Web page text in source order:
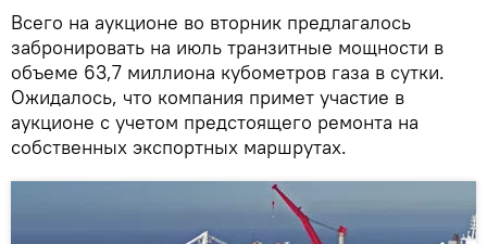
Всего на аукционе во вторник предлагалось
забронировать на июль транзитные мощности в
объеме 63,7 миллиона кубометров газа в сутки.
Ожидалось, что компания примет участие в
аукционе с учетом предстоящего ремонта на
собственных экспортных маршрутах.